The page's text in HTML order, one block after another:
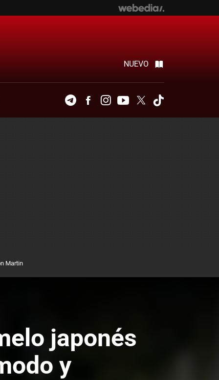
NUEVO
TelegramFacebookInstagramYoutubeTwitter
Martin
japonés
y